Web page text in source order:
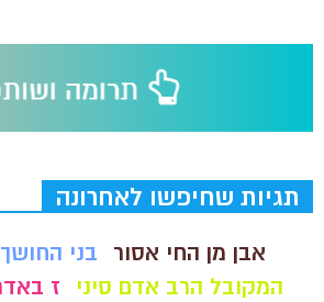
תגיות שחיפשו לאחרונה
אבן מן החי אסור בני החושך
המקובל הרב אדם סיני
ז